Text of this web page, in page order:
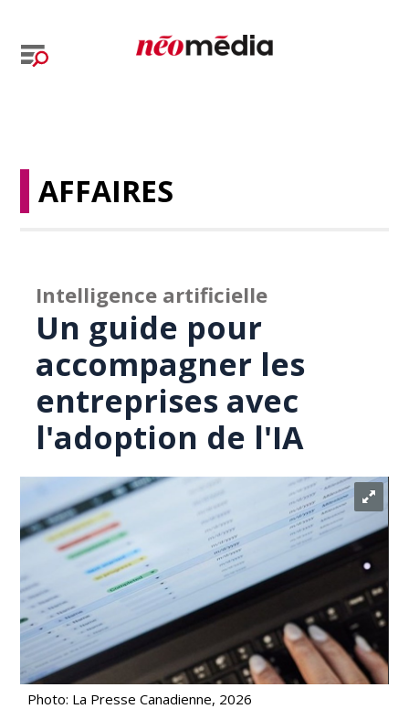
AFFAIRES
Intelligence artificielle
Un guide pour
accompagner les
entreprises avec
l'adoption de l'IA
Photo: La Presse Canadienne, 2026